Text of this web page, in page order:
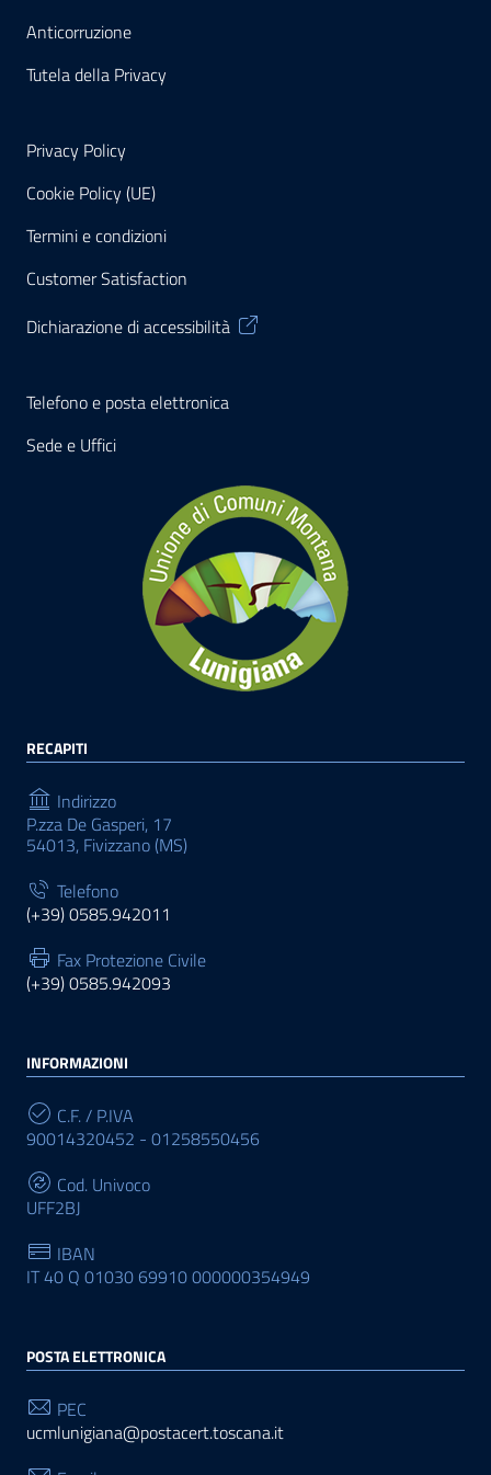
Anticorruzione
Tutela della Privacy
Privacy Policy
Cookie Policy (UE)
Termini e condizioni
Customer Satisfaction
Dichiarazione di accessibilità
Telefono e posta elettronica
Sede e Uffici
RECAPITI
Indirizzo
P.zza De Gasperi, 17
54013, Fivizzano (MS)
Telefono
(+39) 0585.942011
Fax Protezione Civile
(+39) 0585.942093
INFORMAZIONI
C.F. / P.IVA
90014320452 - 01258550456
Cod. Univoco
UFF2BJ
IBAN
IT 40 Q 01030 69910 000000354949
POSTA ELETTRONICA
PEC
ucmlunigiana@postacert.toscana.it